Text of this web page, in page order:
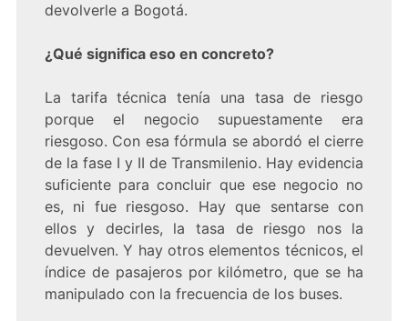
devolverle a Bogotá.
¿Qué significa eso en concreto?
La tarifa técnica tenía una tasa de riesgo
porque el negocio supuestamente era
riesgoso. Con esa fórmula se abordó el cierre
de la fase I y II de Transmilenio. Hay evidencia
suficiente para concluir que ese negocio no
es, ni fue riesgoso. Hay que sentarse con
ellos y decirles, la tasa de riesgo nos la
devuelven. Y hay otros elementos técnicos, el
índice de pasajeros por kilómetro, que se ha
manipulado con la frecuencia de los buses.